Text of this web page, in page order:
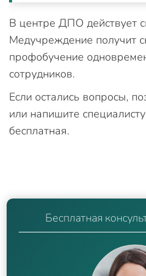
В центре ДПО действует
Медучреждение получит
профобучение
сотрудников.
Если остались вопросы,
или напишите
бесплатная.
Бесплатная